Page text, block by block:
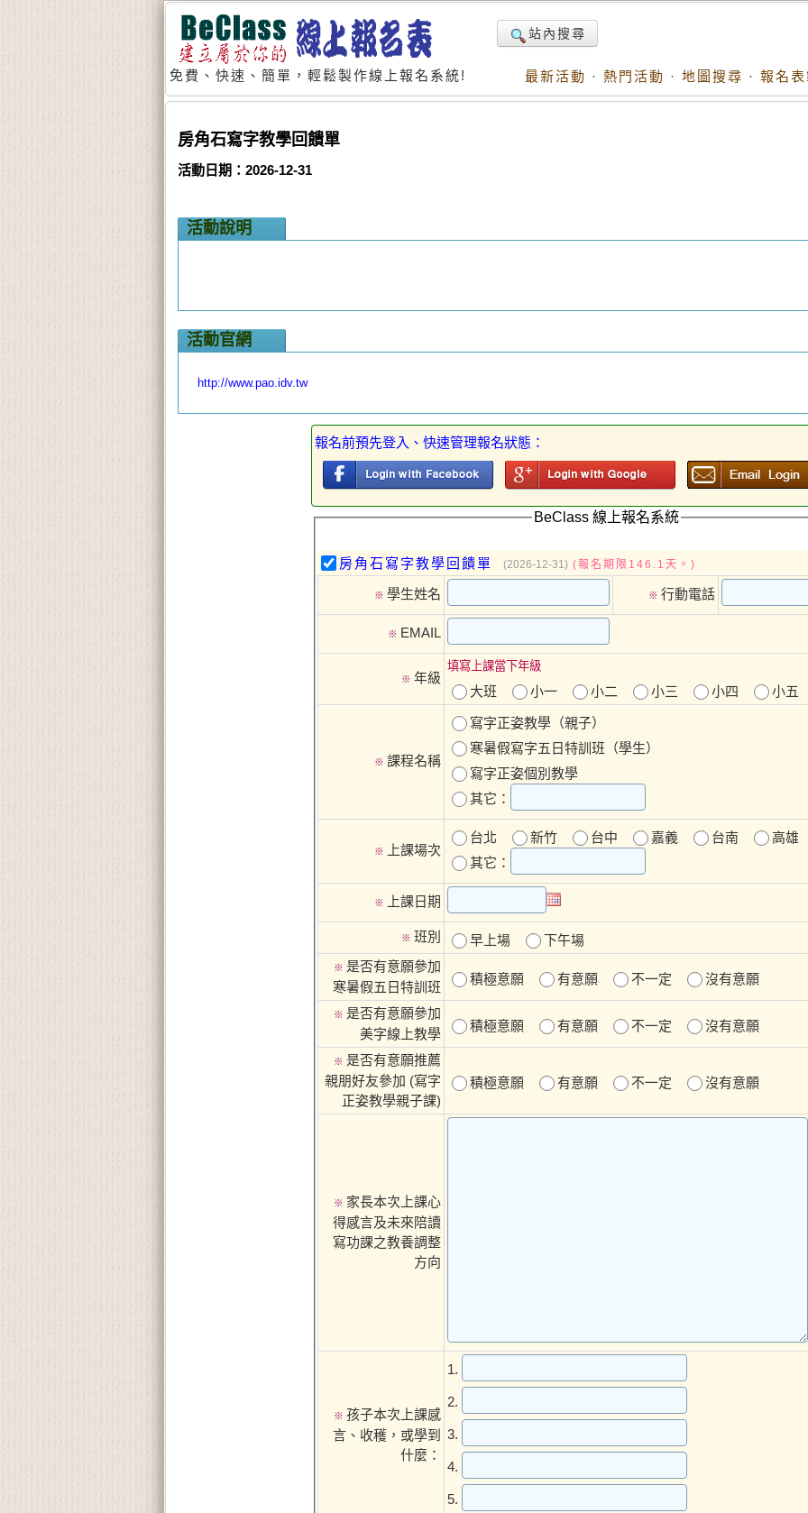
免費、快速、簡單，輕鬆製作線上報名系統!
站內搜尋
最新活動 · 熱門活動 · 地圖搜尋 · 報名
房角石寫字教學回饋單
活動日期：2026-12-31
活動說明
活動官網
http://www.pao.idv.tw
報名前預先登入、快速管理報名狀態：
BeClass 線上報名系統
房角石寫字教學回饋單 (2026-12-31) (報名期限146.1天。)
※ 學生姓名 ※ 行動電話
※ EMAIL
※ 年級
填寫上課當下年級
大班 小一 小二 小三 小四 小五
※ 課程名稱
寫字正姿教學（親子）
寒暑假寫字五日特訓班（學生）
寫字正姿個別教學
其它：
※ 上課場次
台北 新竹 台中 嘉義 台南
高雄
其它：
※ 上課日期
※ 班別 早上場 下午場
※ 是否有意願參加
寒暑假五日特訓班
積極意願 有意願 不一定 沒有意願
※ 是否有意願參加
美字線上教學
積極意願 有意願 不一定 沒有意願
※ 是否有意願推薦
親朋好友參加 (寫字
正姿教學親子課)
積極意願 有意願 不一定 沒有意願
※ 家長本次上課心
得感言及未來陪讀
寫功課之教養調整
方向
※ 孩子本次上課感
言、收穫，或學到
什麼：
1.
2.
3.
4.
5.